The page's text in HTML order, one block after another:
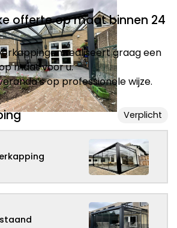
offerte op maat binnen 24
realiseert graag een
maat voor u.
op professionele wijze.
Verplicht